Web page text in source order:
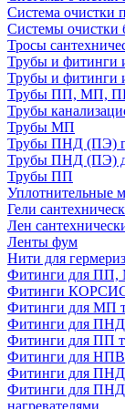
Система очистки
Системы очистки
Тросы
Трубы и фитинги
Трубы и фитинги
Трубы ПП, МП,
Трубы
Трубы МП
Трубы ПНД (ПЭ)
Трубы ПНД (ПЭ)
Трубы ПП
Уплотнительные
Гели
Лен
Ленты фум
Нити для
Фитинги для ПП,
Фитинги
Фитинги для МП
Фитинги для ПНД
Фитинги для ПП
Фитинги для
Фитинги для ПНД
Фитинги для ПНД
нагревателями